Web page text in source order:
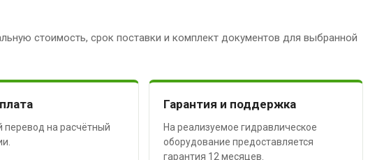
стоимость, срок поставки и комплект документов для выбранной
перевод на расчётный
Гарантия и поддержка
На реализуемое гидравлическое
оборудование предоставляется
гарантия 12 месяцев.